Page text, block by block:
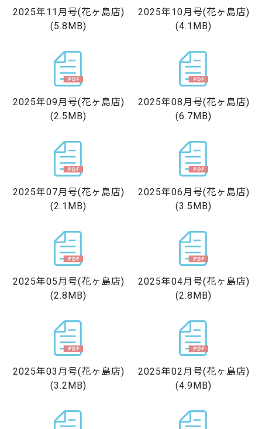
2025年11月号(花ヶ島店)
(5.8MB)
2025年10月号(花ヶ島店)
(4.1MB)
2025年09月号(花ヶ島店)
(2.5MB)
2025年08月号(花ヶ島店)
(6.7MB)
2025年07月号(花ヶ島店)
(2.1MB)
2025年06月号(花ヶ島店)
(3.5MB)
2025年05月号(花ヶ島店)
(2.8MB)
2025年04月号(花ヶ島店)
(2.8MB)
2025年03月号(花ヶ島店)
(3.2MB)
2025年02月号(花ヶ島店)
(4.9MB)